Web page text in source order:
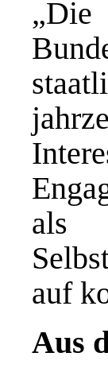
als
auf
Aus